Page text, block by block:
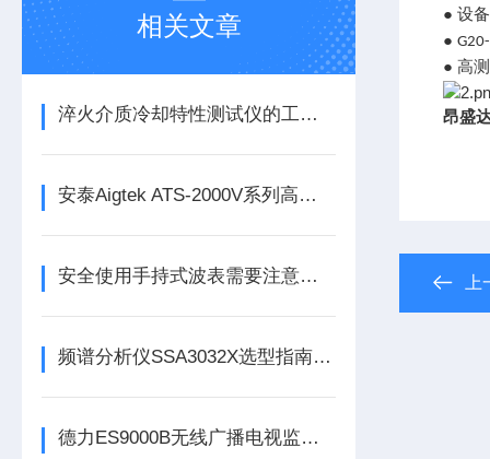
相关文章
淬火介质冷却特性测试仪的工作原理与核心价值
安泰Aigtek ATS-2000V系列高精度基准电压源
安全使用手持式波表需要注意哪些事项
频谱分析仪SSA3032X选型指南：从带宽到实时分析的权衡
德力ES9000B无线广播电视监测车系统
● 设
●
● 高
昂盛